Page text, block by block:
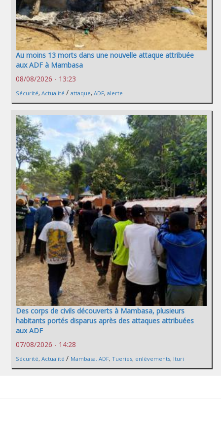
Au moins 13 morts dans une nouvelle attaque attribuée
aux ADF à Mambasa
08/08/2026 - 13:23
Sécurité, Actualité / attaque, ADF, alerte
Des corps de civils découverts à Mambasa, plusieurs
habitants portés disparus après des attaques attribuées
aux ADF
07/08/2026 - 14:28
Sécurité, Actualité / Mambasa. ADF, Tueries, enlèvements, Ituri